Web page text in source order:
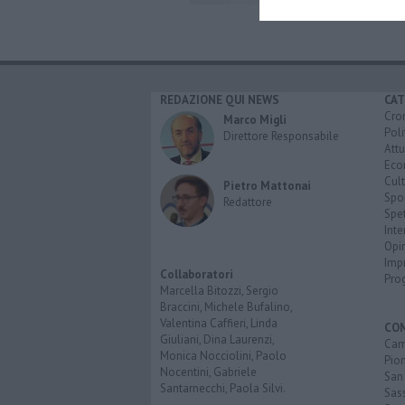
REDAZIONE QUI NEWS
Marco Migli
Direttore Responsabile
Pietro Mattonai
Redattore
Collaboratori
Marcella Bitozzi, Sergio
Braccini, Michele Bufalino,
Valentina Caffieri, Linda
Giuliani, Dina Laurenzi,
Monica Nocciolini, Paolo
Nocentini, Gabriele
Santarnecchi, Paola Silvi.